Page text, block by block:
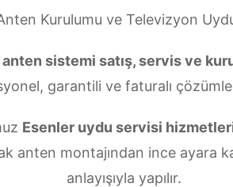
Kurulumu ve Televizyon
sistemi satış, servis ve
garantili ve faturalı
Esenler uydu servisi
anten montajından ince ayara
anlayışıyla yapılır.